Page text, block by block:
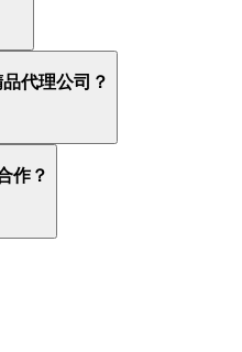
代理公司？
作？